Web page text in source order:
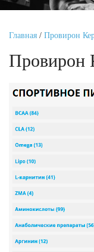
Главная / Провирон
Провирон